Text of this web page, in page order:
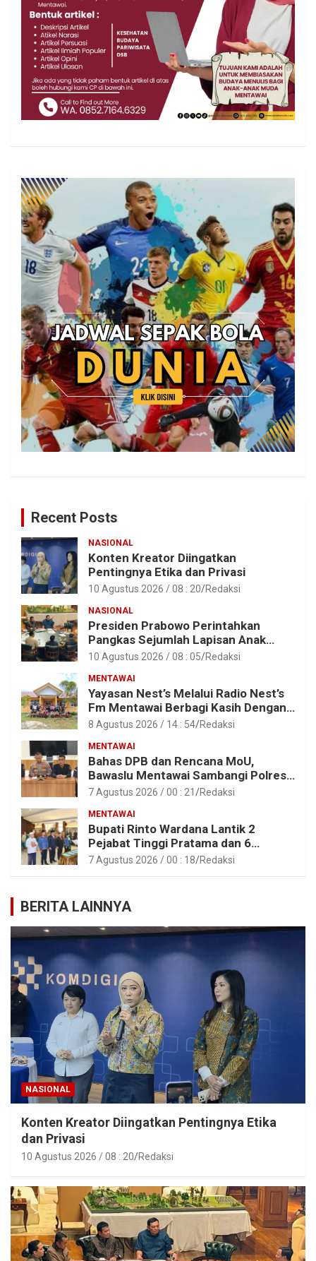
Recent Posts
NASIONAL
Konten Kreator Diingatkan
Pentingnya Etika dan Privasi
10 Agustus 2026 / 08 : 20 Redaksi
NASIONAL
Presiden Prabowo Perintahkan
Pangkas Sejumlah Lapisan Anak
Perusahaan BUMN
10 Agustus 2026 / 08 : 05 Redaksi
MENTAWAI
Yayasan Nest’s Melalui Radio Nest’s
Fm Mentawai Berbagi Kasih Dengan
Anak – Anak Asrama SMAN 2 Sipora
8 Agustus 2026 / 14 : 54 Redaksi
MENTAWAI
Bahas DPB dan Rencana MoU,
Bawaslu Mentawai Sambangi Polres
Mentawai
7 Agustus 2026 / 00 : 21 Redaksi
MENTAWAI
Bupati Rinto Wardana Lantik 2
Pejabat Tinggi Pratama dan 6
Pejabat Fungsional di Lingkungan
7 Agustus 2026 / 00 : 18 Redaksi
BERITA LAINNYA
NASIONAL
Konten Kreator Diingatkan Pentingnya Etika
dan Privasi
10 Agustus 2026 / 08 : 20 Redaksi